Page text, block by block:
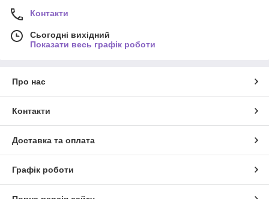
Контакти
Сьогодні вихідний
Показати весь графік роботи
Про нас
Контакти
Доставка та оплата
Графік роботи